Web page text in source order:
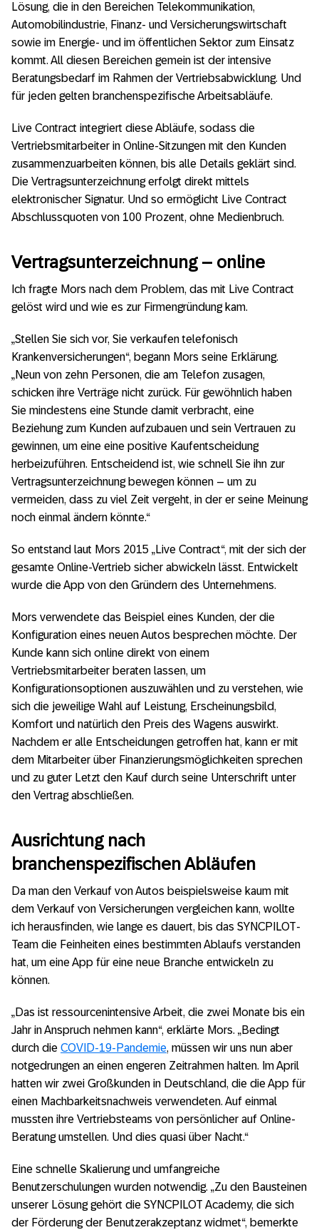
Lösung, die in den Bereichen Telekommunikation,
Automobilindustrie, Finanz- und Versicherungswirtschaft
sowie im Energie- und im öffentlichen Sektor zum Einsatz
kommt. All diesen Bereichen gemein ist der intensive
Beratungsbedarf im Rahmen der Vertriebsabwicklung. Und
für jeden gelten branchenspezifische Arbeitsabläufe.
Live Contract integriert diese Abläufe, sodass die
Vertriebsmitarbeiter in Online-Sitzungen mit den Kunden
zusammenzuarbeiten können, bis alle Details geklärt sind.
Die Vertragsunterzeichnung erfolgt direkt mittels
elektronischer Signatur. Und so ermöglicht Live Contract
Abschlussquoten von 100 Prozent, ohne Medienbruch.
Vertragsunterzeichnung – online
Ich fragte Mors nach dem Problem, das mit Live Contract
gelöst wird und wie es zur Firmengründung kam.
„Stellen Sie sich vor, Sie verkaufen telefonisch
Krankenversicherungen“, begann Mors seine Erklärung.
„Neun von zehn Personen, die am Telefon zusagen,
schicken ihre Verträge nicht zurück. Für gewöhnlich haben
Sie mindestens eine Stunde damit verbracht, eine
Beziehung zum Kunden aufzubauen und sein Vertrauen zu
gewinnen, um eine eine positive Kaufentscheidung
herbeizuführen. Entscheidend ist, wie schnell Sie ihn zur
Vertragsunterzeichnung bewegen können – um zu
vermeiden, dass zu viel Zeit vergeht, in der er seine Meinung
noch einmal ändern könnte.“
So entstand laut Mors 2015 „Live Contract“, mit der sich der
gesamte Online-Vertrieb sicher abwickeln lässt. Entwickelt
wurde die App von den Gründern des Unternehmens.
Mors verwendete das Beispiel eines Kunden, der die
Konfiguration eines neuen Autos besprechen möchte. Der
Kunde kann sich online direkt von einem
Vertriebsmitarbeiter beraten lassen, um
Konfigurationsoptionen auszuwählen und zu verstehen, wie
sich die jeweilige Wahl auf Leistung, Erscheinungsbild,
Komfort und natürlich den Preis des Wagens auswirkt.
Nachdem er alle Entscheidungen getroffen hat, kann er mit
dem Mitarbeiter über Finanzierungsmöglichkeiten sprechen
und zu guter Letzt den Kauf durch seine Unterschrift unter
den Vertrag abschließen.
Ausrichtung nach
branchenspezifischen Abläufen
Da man den Verkauf von Autos beispielsweise kaum mit
dem Verkauf von Versicherungen vergleichen kann, wollte
ich herausfinden, wie lange es dauert, bis das SYNCPILOT-
Team die Feinheiten eines bestimmten Ablaufs verstanden
hat, um eine App für eine neue Branche entwickeln zu
können.
„Das ist ressourcenintensive Arbeit, die zwei Monate bis ein
Jahr in Anspruch nehmen kann“, erklärte Mors. „Bedingt
durch die COVID-19-Pandemie, müssen wir uns nun aber
notgedrungen an einen engeren Zeitrahmen halten. Im April
hatten wir zwei Großkunden in Deutschland, die die App für
einen Machbarkeitsnachweis verwendeten. Auf einmal
mussten ihre Vertriebsteams von persönlicher auf Online-
Beratung umstellen. Und dies quasi über Nacht.“
Eine schnelle Skalierung und umfangreiche
Benutzerschulungen wurden notwendig. „Zu den Bausteinen
unserer Lösung gehört die SYNCPILOT Academy, die sich
der Förderung der Benutzerakzeptanz widmet“, bemerkte